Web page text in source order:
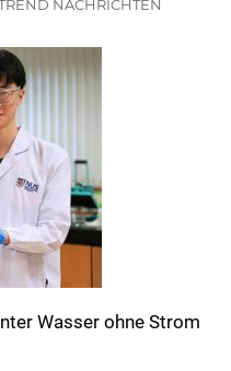
NACHRICHTEN
Wasser ohne Strom